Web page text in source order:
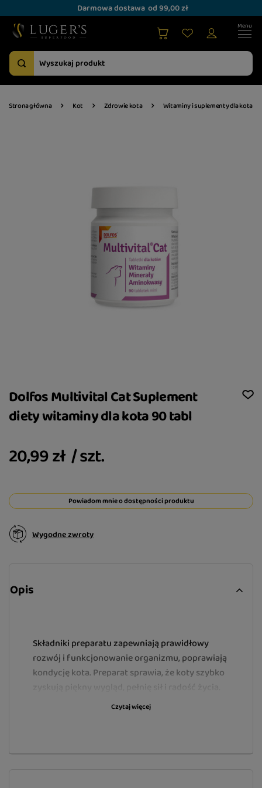
Darmowa dostawa od 99,00 zł
Strona główna Kot Zdrowie kota Witaminy i suplementy dla kota
Dolfos Multivital Cat Suplement
diety witaminy dla kota 90 tabl
20,99 zł /szt.
Powiadom mnie o dostępności produktu
Wygodne zwroty
Opis
Składniki preparatu zapewniają prawidłowy
rozwój i funkcjonowanie organizmu, poprawiają
kondycję kota. Preparat sprawia, że koty szybko
Czytaj więcej